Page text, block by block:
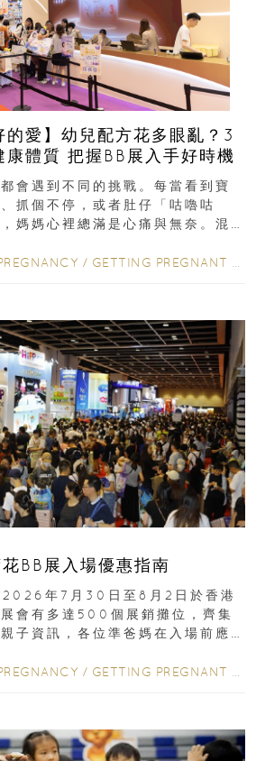
的愛】幼兒配方花多眼亂？3
康體質 把握BB展入手好時機
會遇到不同的挑戰。每當看到寶
抓個不停，或者肚仔「咕嚕咕
媽媽心裡總滿是心痛與無奈。混
/ GETTING PREGNANT
BB展入場優惠指南
2026年7月30日至8月2日於香港
會有多達500個展銷攤位，齊集
子資訊，各位準爸媽在入場前應
/ GETTING PREGNANT